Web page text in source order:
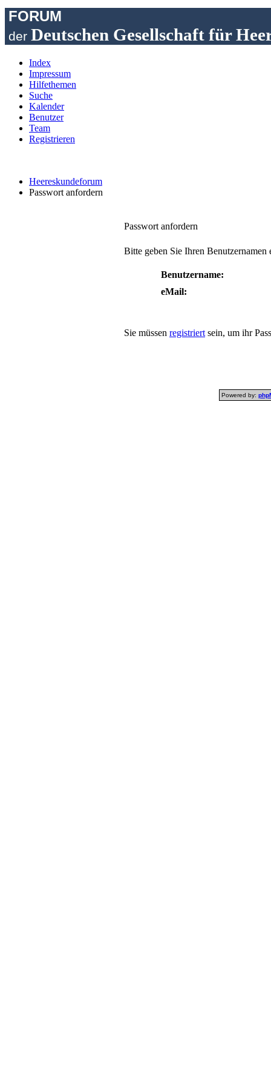
FORUM
der Deutschen Gesellschaft für
Index
Impressum
Hilfethemen
Suche
Kalender
Benutzer
Team
Registrieren
Heereskundeforum
Passwort anfordern
Passwort anfordern
Bitte geben Sie Ihren Benutzernamen
Benutzername:
eMail:
Sie müssen registriert sein, um ihr
Powered by: